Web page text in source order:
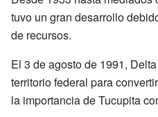
tuvo un gran desarrollo
de recursos.
El 3 de agosto de 1991,
territorio federal para
la importancia de Tucupita